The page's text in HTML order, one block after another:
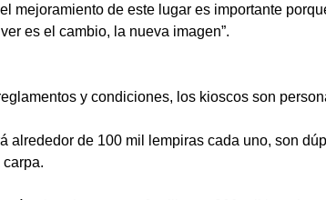
mejoramiento de este lugar es importante
es el cambio, la nueva imagen”.
y condiciones, los kioscos son
alrededor de 100 mil lempiras cada uno, son